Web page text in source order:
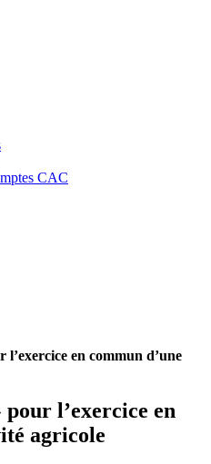
CAC
l’exercice en commun d’une
pour l’exercice en
agricole